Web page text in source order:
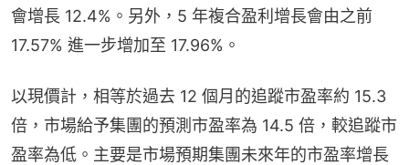
會增長 12.4%。另外，5 年複合盈利增長會由之前
17.57% 進一步增加至 17.96%。
以現價計，相等於過去 12 個月的追蹤市盈率約 15.3
倍，市場給予集團的預測市盈率為 14.5 倍，較追蹤市
盈率為低。主要是市場預期集團未來年的市盈率增長